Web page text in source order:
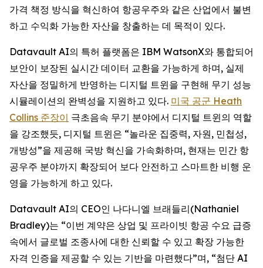
가격 책정 방식을 혁신하여 항공우주와 같은 산업에서 불변
하고 수익화 가능한 자산을 창출하는 데 목적이 있다.
Datavault AI의 특허 플랫폼은 IBM WatsonX와 통합되어
보안이 보장된 실시간 데이터 교환을 가능하게 하며, 실제
자산을 정밀하게 반영하는 디지털 트윈을 구현해 무기 성능
시뮬레이션의 완벽성을 지원하고 있다. 미국 공군 Heath
Collins 준장이 극초음속 무기 분야에서 디지털 트윈의 역할
을 강조했듯, 디지털 트윈은 “놀라운 집중력, 자원, 민첩성,
개방성”을 제공해 국방 혁신을 가속화하며, 현재는 민간 항
공우주 분야까지 확장되어 보다 안전하고 스마트한 비행 운
영을 가능하게 하고 있다.
Datavault AI의 CEO인 나다니엘 브래들리(Nathaniel
Bradley)는 “이번 계약은 상업 및 프라이빗 항공 수요 급증
속에서 글로벌 조종사에 대한 신뢰할 수 있고 확장 가능한
자격 인증을 제공할 수 있는 기반을 마련했다”며, “첨단 AI